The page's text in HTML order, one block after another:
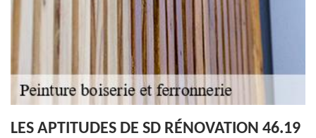
LES APTITUDES DE SD RÉNOVATION 46.19